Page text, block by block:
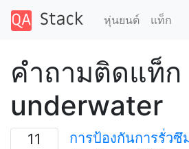
หุ่นยนต์ แท็ก
คำถามติดแท็ก
underwater
11
การป้องกันการรั่วซึ